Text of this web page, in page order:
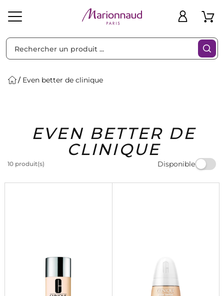
Solaire Homme Marques Idées
Cadeaux
Bons
Plans
Even better de clinique
EVEN BETTER DE
CLINIQUE
10 produit(s) Disponible
Filtres